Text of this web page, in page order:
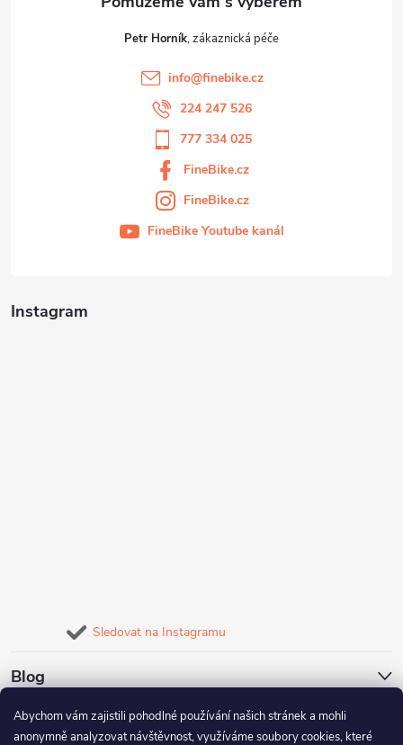
Abychom vám zajistili pohodlné používání našich stránek a mohli
anonymně analyzovat návštěvnost, využíváme soubory cookies, které
Instagram
Sledovat na Instagramu
Blog
Naše služby
Petr Horník
info@finebike.cz
224 247 526
777 334 025
FineBike.cz
FineBike.cz
FineBike Youtube kanál